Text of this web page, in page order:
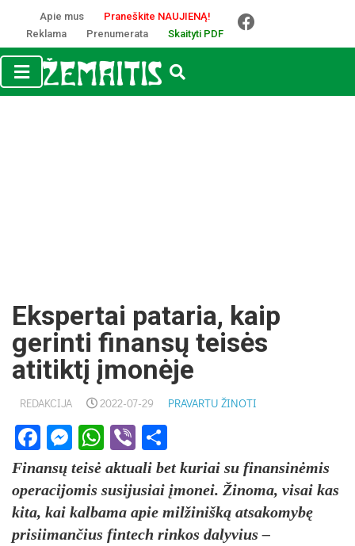
Apie mus
Praneškite NAUJIENĄ!
Reklama
Prenumerata Skaityti PDF
Ekspertai pataria, kaip
gerinti finansų teisės
atitiktį įmonėje
REDAKCIJA 2022-07-29 PRAVARTU ŽINOTI
Facebook
Messenger
WhatsApp
Viber
Finansų teisė aktuali bet kuriai su finansinėmis
operacijomis susijusiai įmonei. Žinoma, visai kas
kita, kai kalbama apie milžinišką atsakomybę
prisiimančius fintech rinkos dalyvius –